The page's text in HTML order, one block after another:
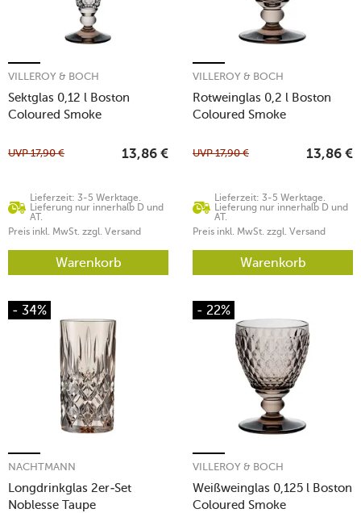
Sektglas 0,12 l Boston
Coloured Smoke
VILLEROY & BOCH
Lieferzeit: 3-5 Werktage.
Lieferung nur innerhalb D und
AT.
UVP17,90 € 13,86 €
Preis inkl. MwSt. zzgl. Versand
Warenkorb
Rotweinglas 0,2 l Boston
Coloured Smoke
VILLEROY & BOCH
Lieferzeit: 3-5 Werktage.
Lieferung nur innerhalb D und
AT.
UVP17,90 € 13,86 €
Preis inkl. MwSt. zzgl. Versand
Warenkorb
- 34%
Longdrinkglas 2er-Set
Noblesse Taupe
NACHTMANN
- 22%
Weißweinglas 0,125 l Boston
Coloured Smoke
VILLEROY & BOCH